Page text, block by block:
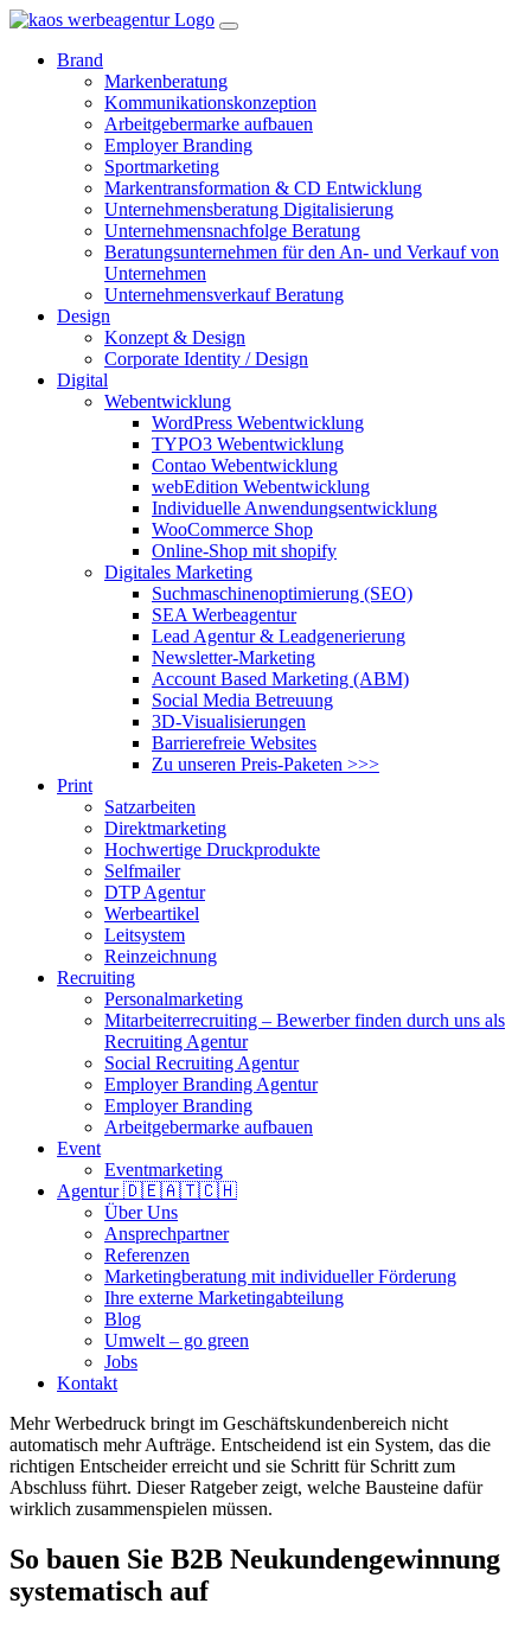
Brand
Markenberatung
Kommunikationskonzeption
Arbeitgebermarke aufbauen
Employer Branding
Sportmarketing
Markentransformation & CD Entwicklung
Unternehmensberatung Digitalisierung
Unternehmensnachfolge Beratung
Beratungsunternehmen für den An- und Verkauf von
Unternehmen
Unternehmensverkauf Beratung
Design
Konzept & Design
Corporate Identity / Design
Digital
Webentwicklung
WordPress Webentwicklung
TYPO3 Webentwicklung
Contao Webentwicklung
webEdition Webentwicklung
Individuelle Anwendungsentwicklung
WooCommerce Shop
Online-Shop mit shopify
Digitales Marketing
Suchmaschinenoptimierung (SEO)
SEA Werbeagentur
Lead Agentur & Leadgenerierung
Newsletter-Marketing
Account Based Marketing (ABM)
Social Media Betreuung
3D-Visualisierungen
Barrierefreie Websites
Zu unseren Preis-Paketen >>>
Print
Satzarbeiten
Direktmarketing
Hochwertige Druckprodukte
Selfmailer
DTP Agentur
Werbeartikel
Leitsystem
Reinzeichnung
Recruiting
Personalmarketing
Mitarbeiterrecruiting – Bewerber finden durch uns als
Recruiting Agentur
Social Recruiting Agentur
Employer Branding Agentur
Employer Branding
Arbeitgebermarke aufbauen
Event
Eventmarketing
Agentur 🇩🇪🇦🇹🇨🇭
Über Uns
Ansprechpartner
Referenzen
Marketingberatung mit individueller Förderung
Ihre externe Marketingabteilung
Blog
Umwelt – go green
Jobs
Kontakt
Mehr Werbedruck bringt im Geschäftskundenbereich nicht
automatisch mehr Aufträge. Entscheidend ist ein System, das die
richtigen Entscheider erreicht und sie Schritt für Schritt zum
Abschluss führt. Dieser Ratgeber zeigt, welche Bausteine dafür
wirklich zusammenspielen müssen.
So bauen Sie B2B Neukundengewinnung
systematisch auf